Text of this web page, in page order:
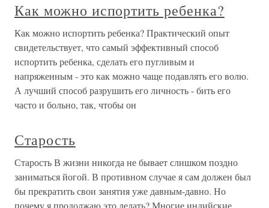
Как можно испортить ребенка?
Как можно испортить ребенка? Практический опыт
свидетельствует, что самый эффективный способ
испортить ребенка, сделать его пугливым и
напряженным - это как можно чаще подавлять его волю.
А лучший способ разрушить его личность - бить его
часто и больно, так, чтобы он
Старость
Старость В жизни никогда не бывает слишком поздно
заниматься йогой. В противном случае я сам должен был
бы прекратить свои занятия уже давным-давно. Но
почему я продолжаю это делать? Многие индийские